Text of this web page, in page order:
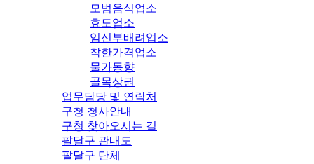
모범음식업소
효도업소
임신부배려업소
착한가격업소
물가동향
골목상권
업무담당 및 연락처
구청 청사안내
구청 찾아오시는 길
팔달구 관내도
팔달구 단체